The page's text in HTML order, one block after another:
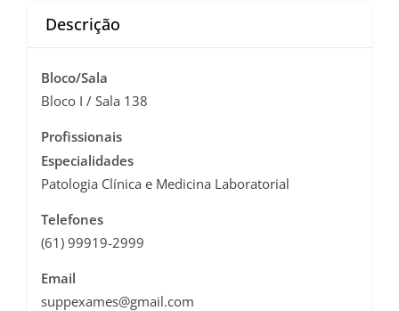
Descrição
Bloco/Sala
Bloco I / Sala 138
Profissionais
Especialidades
Patologia Clínica e Medicina Laboratorial
Telefones
(61) 99919-2999
Email
suppexames@gmail.com